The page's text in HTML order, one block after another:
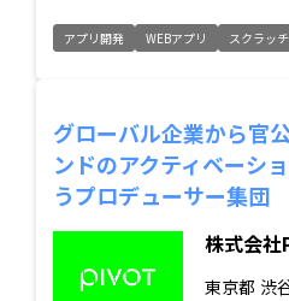
アプリ開発 WEBアプリ スクラッチ
グローバル企業から官
ンドのアクティベーシ
うプロデューサー集団
株式会社
東京都 渋